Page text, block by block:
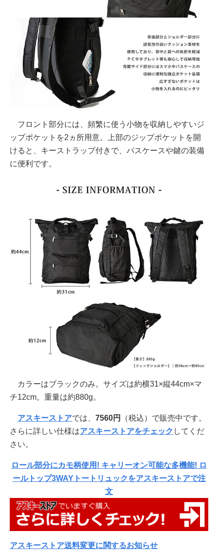
フロント部分には、頻繁に使う小物を収納しやすいジ
ップポケットを2ヵ所用意。上部のジップポケットを開
けると、キーストラップ付きで、パスケースや鍵の装備
に便利です。
カラーはブラックのみ。サイズは約横31×縦44cm×マ
チ12cm。重量は約880g。
アスキーストアでは、 7560円
（税込）で販売中です。
さらに詳しい仕様はアスキーストアをチェック してくだ
さい。
ロール部分にカモ柄使用! キャリーオン可能な多機能! ロ
ールトップ3WAYトートリュックをアスキーストアで注
文
アスキーストア送料変更に関するお知らせ